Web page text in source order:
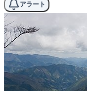
アラート